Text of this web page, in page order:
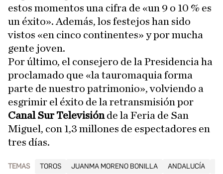
estos momentos una cifra de «un 9 o 10 % es
un éxito». Además, los festejos han sido
vistos «en cinco continentes» y por mucha
gente joven.
Por último, el consejero de la Presidencia ha
proclamado que «la tauromaquia forma
parte de nuestro patrimonio», volviendo a
esgrimir el éxito de la retransmisión por
Canal Sur Televisiónde la Feria de San
Miguel, con 1,3 millones de espectadores en
tres días.
TEMAS TOROS JUANMA MORENO BONILLA ANDALUCÍA